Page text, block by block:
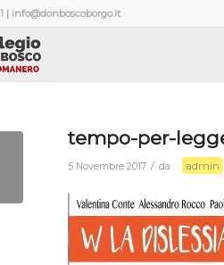
| info@donboscoborgo.it
tempo-per-
5 Novembre 2017 / da admin